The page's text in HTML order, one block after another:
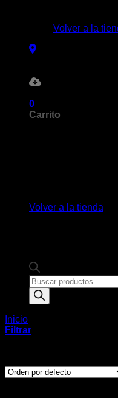
Volver a la
0
Carrito
Volver a la tienda
Products
search
Inicio
Filtrar